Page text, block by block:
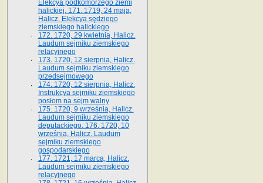
Elekcya podkomorzego ziemi
halickiej. 171. 1719, 24 maja,
Halicz. Elekcya sędziego
ziemskiego halickiego
172. 1720, 29 kwietnia, Halicz.
Laudum sejmiku ziemskiego
relacyjnego
173. 1720, 12 sierpnia, Halicz.
Laudum sejmiku ziemskiego
przedsejmowego
174. 1720, 12 sierpnia, Halicz.
Instrukcya sejmiku ziemskiego
posłom na sejm walny
175. 1720, 9 września, Halicz.
Laudum sejmiku ziemskiego
deputackiego. 176. 1720, 10
września, Halicz. Laudum
sejmiku ziemskiego
gospodarskiego
177. 1721, 17 marca, Halicz.
Laudum sejmiku ziemskiego
relacyjnego